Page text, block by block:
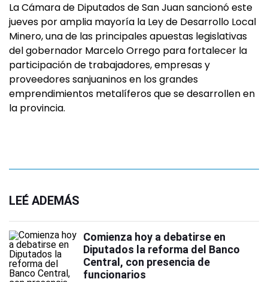
La Cámara de Diputados de San Juan sancionó este
jueves por amplia mayoría la Ley de Desarrollo Local
Minero, una de las principales apuestas legislativas
del gobernador Marcelo Orrego para fortalecer la
participación de trabajadores, empresas y
proveedores sanjuaninos en los grandes
emprendimientos metalíferos que se desarrollen en
la provincia.
LEÉ ADEMÁS
Comienza hoy a debatirse en
Diputados la reforma del Banco
Central, con presencia de
funcionarios